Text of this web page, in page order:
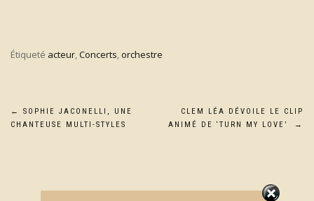
Étiqueté acteur,Concerts,orchestre
Navigation
←
SOPHIE JACONELLI, UNE
CHANTEUSE MULTI-STYLES
CLEM LÉA DÉVOILE LE CLIP
ANIMÉ DE ‘TURN MY LOVE’
→